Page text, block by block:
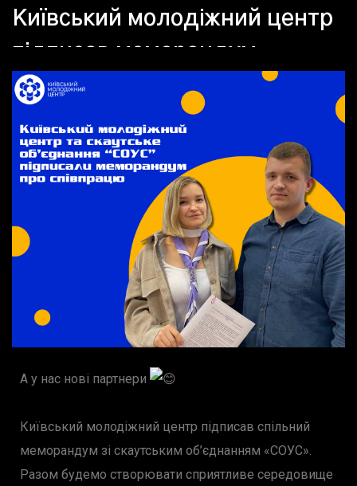
Київський молодіжний центр
підписав меморандум
А у нас нові партнери
Київський молодіжний центр підписав спільний
меморандум зі скаутським об’єднанням «СОУС».
Разом будемо створювати сприятливе середовище